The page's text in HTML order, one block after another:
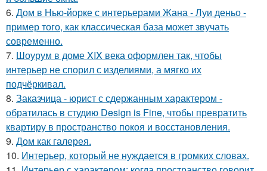
6. Дом в Нью-йорке с интерьерами Жана - Луи деньо -
пример того, как классическая база может звучать
современно.
7. Шоурум в доме XIX века оформлен так, чтобы
интерьер не спорил с изделиями, а мягко их
подчёркивал.
8. Заказчица - юрист с сдержанным характером -
обратилась в студию Design is Fine, чтобы превратить
квартиру в пространство покоя и восстановления.
9. Дом как галерея.
10. Интерьер, который не нуждается в громких словах.